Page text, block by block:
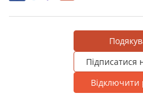
Підписатися
Відключити